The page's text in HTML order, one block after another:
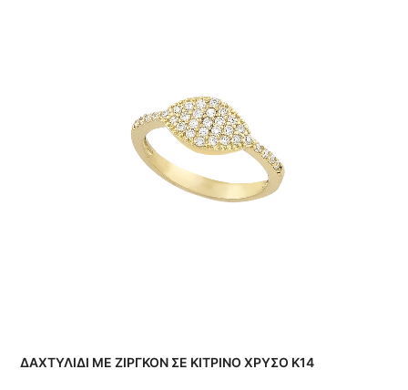
ΔΑΧΤΥΛΙΔΙ ΜΕ ΖΙΡΓΚΟΝ ΣΕ ΚΙΤΡΙΝΟ ΧΡΥΣΟ Κ14